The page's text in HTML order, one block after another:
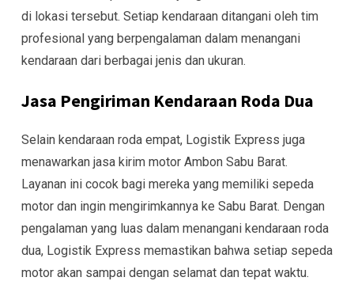
di lokasi tersebut. Setiap kendaraan ditangani oleh tim
profesional yang berpengalaman dalam menangani
kendaraan dari berbagai jenis dan ukuran.
Jasa Pengiriman Kendaraan Roda Dua
Selain kendaraan roda empat, Logistik Express juga
menawarkan jasa kirim motor Ambon Sabu Barat.
Layanan ini cocok bagi mereka yang memiliki sepeda
motor dan ingin mengirimkannya ke Sabu Barat. Dengan
pengalaman yang luas dalam menangani kendaraan roda
dua, Logistik Express memastikan bahwa setiap sepeda
motor akan sampai dengan selamat dan tepat waktu.